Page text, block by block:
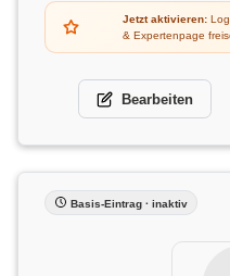
Jetzt aktivieren:
& Expertenpage
Bearbeiten
Basis-Eintrag · inaktiv